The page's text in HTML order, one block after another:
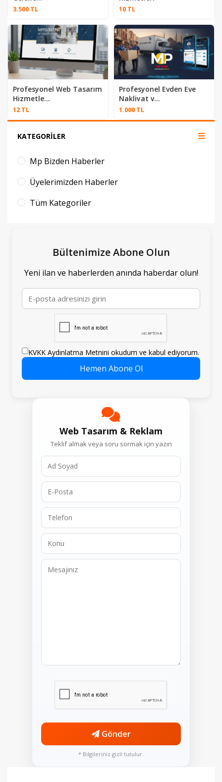
3.500 TL 10 TL
Profesyonel Web Tasarım
Hizmetle...
12 TL
Profesyonel Evden Eve
Nakliyat v...
1.000 TL
KATEGORİLER
Mp Bizden Haberler
Üyelerimizden Haberler
Tüm Kategoriler
Bültenimize Abone Olun
Yeni ilan ve haberlerden anında haberdar olun!
KVKK Aydınlatma Metnini okudum ve kabul ediyorum.
Hemen Abone Ol
Web Tasarım & Reklam
Teklif almak veya soru sormak için yazın
Gönder
* Bilgileriniz gizli tutulur.